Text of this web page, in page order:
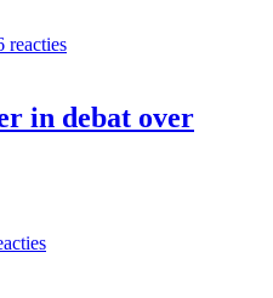
reacties
in debat over